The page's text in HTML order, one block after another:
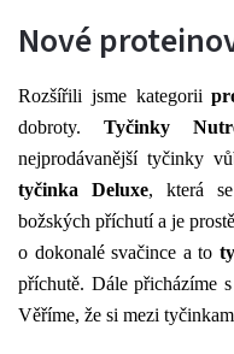
Nové
Rozšířili jsme kategorii
dobroty. Tyčinky
nejprodávanější tyčinky
tyčinka Deluxe, která
božských příchutí a je
o dokonalé svačince a to
příchutě. Dále přicházíme
Věříme, že si mezi